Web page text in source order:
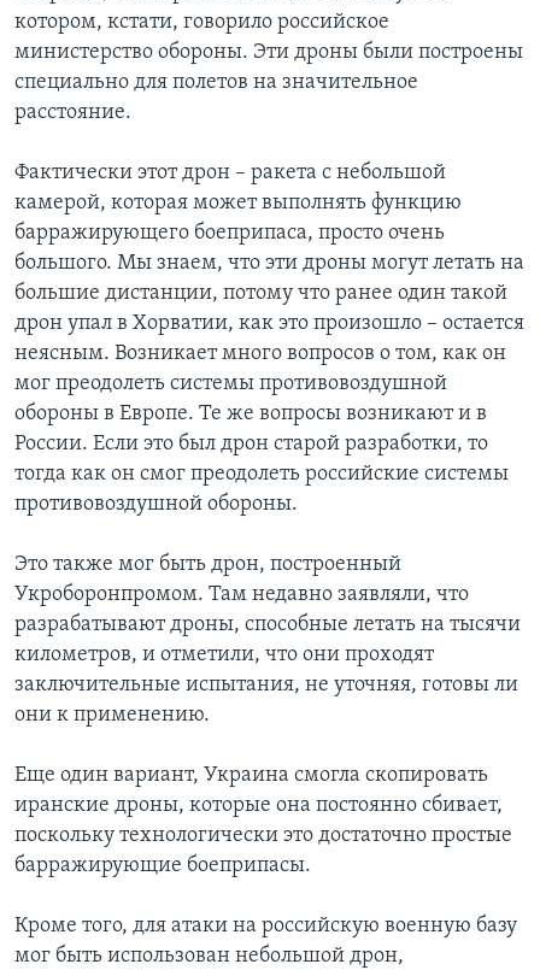
котором, кстати, говорило российское
министерство обороны. Эти дроны были построены
специально для полетов на значительное
расстояние.
Фактически этот дрон – ракета с небольшой
камерой, которая может выполнять функцию
барражирующего боеприпаса, просто очень
большого. Мы знаем, что эти дроны могут летать на
большие дистанции, потому что ранее один такой
дрон упал в Хорватии, как это произошло – остается
неясным. Возникает много вопросов о том, как он
мог преодолеть системы противовоздушной
обороны в Европе. Те же вопросы возникают и в
России. Если это был дрон старой разработки, то
тогда как он смог преодолеть российские системы
противовоздушной обороны.
Это также мог быть дрон, построенный
Укроборонпромом. Там недавно заявляли, что
разрабатывают дроны, способные летать на тысячи
километров, и отметили, что они проходят
заключительные испытания, не уточняя, готовы ли
они к применению.
Еще один вариант, Украина смогла скопировать
иранские дроны, которые она постоянно сбивает,
поскольку технологически это достаточно простые
барражирующие боеприпасы.
Кроме того, для атаки на российскую военную базу
мог быть использован небольшой дрон,